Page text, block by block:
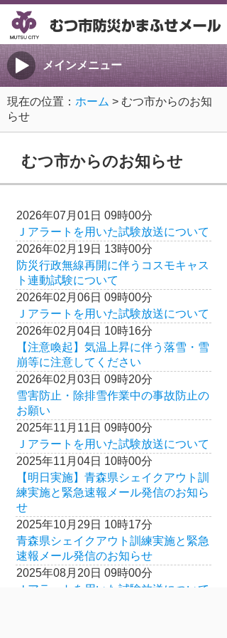
メインメニュー
現在の位置： ホーム > むつ市からのお知
らせ
むつ市からのお知らせ
2026年07月01日 09時00分
Ｊアラートを用いた試験放送について
2026年02月19日 13時00分
防災行政無線再開に伴うコスモキャス
ト連動試験について
2026年02月06日 09時00分
Ｊアラートを用いた試験放送について
2026年02月04日 10時16分
【注意喚起】気温上昇に伴う落雪・雪
崩等に注意してください
2026年02月03日 09時20分
雪害防止・除排雪作業中の事故防止の
お願い
2025年11月11日 09時00分
Ｊアラートを用いた試験放送について
2025年11月04日 10時00分
【明日実施】青森県シェイクアウト訓
練実施と緊急速報メール発信のお知ら
せ
2025年10月29日 10時17分
青森県シェイクアウト訓練実施と緊急
速報メール発信のお知らせ
2025年08月20日 09時00分
Ｊアラートを用いた試験放送について